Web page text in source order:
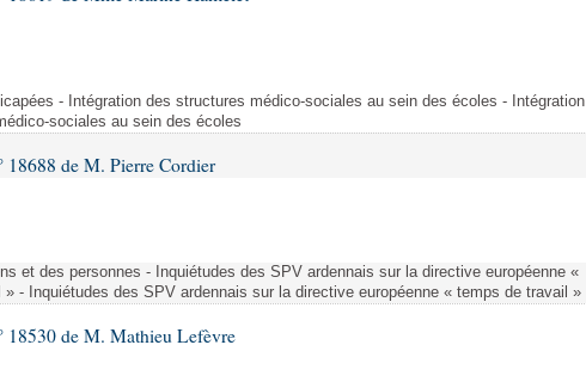
- Intégration des structures médico-sociales au sein des écoles - Intégration
sociales au sein des écoles
18688 de M. Pierre Cordier
et des personnes - Inquiétudes des SPV ardennais sur la directive européenne «
- Inquiétudes des SPV ardennais sur la directive européenne « temps de travail »
18530 de M. Mathieu Lefèvre